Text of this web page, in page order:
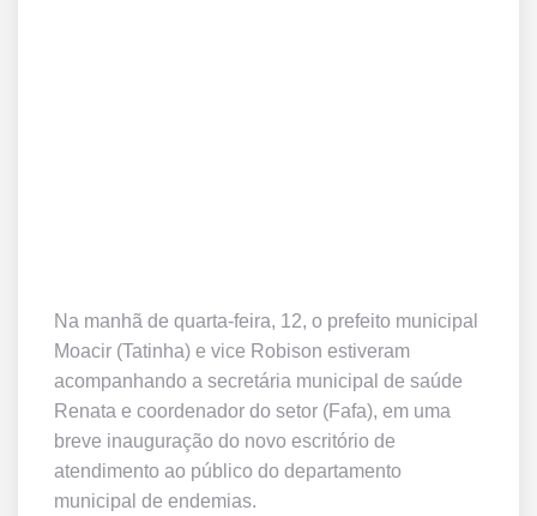
Na manhã de quarta-feira, 12, o prefeito municipal
Moacir (Tatinha) e vice Robison estiveram
acompanhando a secretária municipal de saúde
Renata e coordenador do setor (Fafa), em uma
breve inauguração do novo escritório de
atendimento ao público do departamento
municipal de endemias.